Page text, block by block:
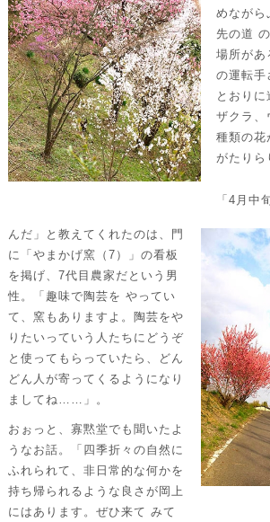
めながら
先の道
場所があ
の運転手
とおり
ザクラ、
種類の花
がたりら
「4月中
んだ」と教えてくれたのは、門
に「やまかげ窯（7）」の看板
を掲げ、7代目農家だという男
性。「趣味で陶芸を やってい
て、窯もありますよ。陶芸をや
りたいっていう人たちにどうぞ
と使ってもらっていたら、どん
どん人が寄ってくるようになり
ましてね……」。
おぉっと、寡黙堂でも聞いたよ
うなお話。「四季折々の自然に
ふれられて、非日常的な何かを
持ち帰られるような良さが岡上
にはあります。ぜひ来て みて